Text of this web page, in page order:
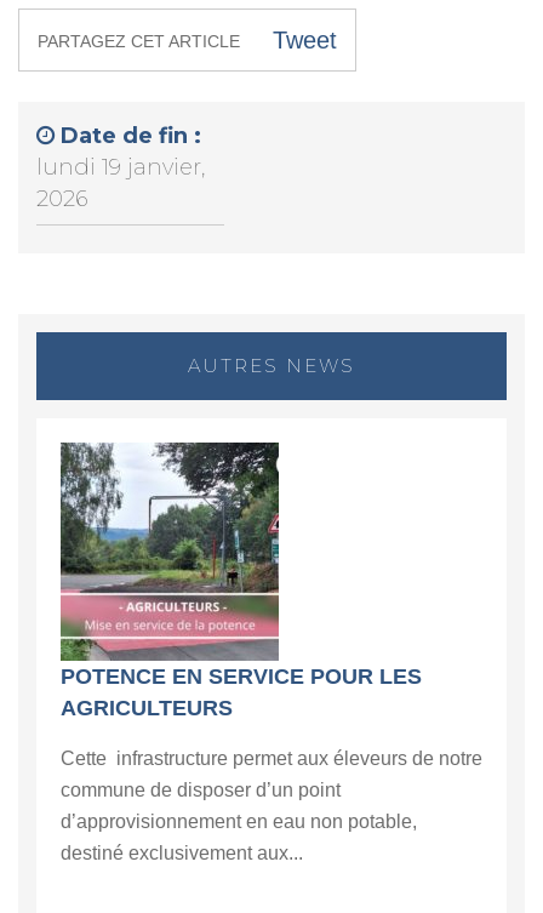
PARTAGEZ CET ARTICLE Tweet
Date de fin :
lundi 19 janvier,
2026
AUTRES NEWS
POTENCE EN SERVICE POUR LES
AGRICULTEURS
Cette infrastructure permet aux éleveurs de notre
commune de disposer d’un point
d’approvisionnement en eau non potable,
destiné exclusivement aux...